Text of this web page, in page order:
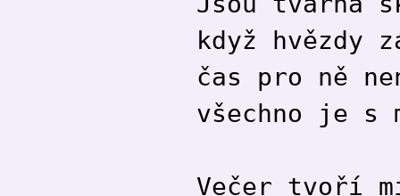
když hvězdy
čas pro ně
všechno je s
Večer tvoří